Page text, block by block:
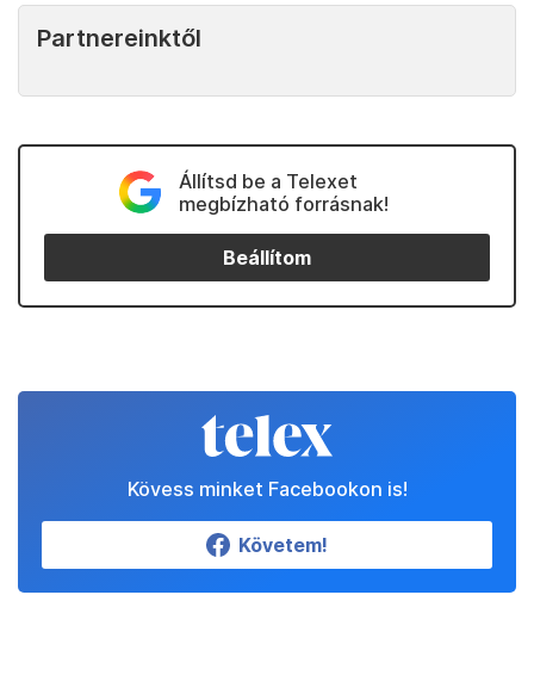
Partnereinktől
Állítsd be a Telexet
megbízható forrásnak!
Beállítom
Kövess minket Facebookon is!
Követem!